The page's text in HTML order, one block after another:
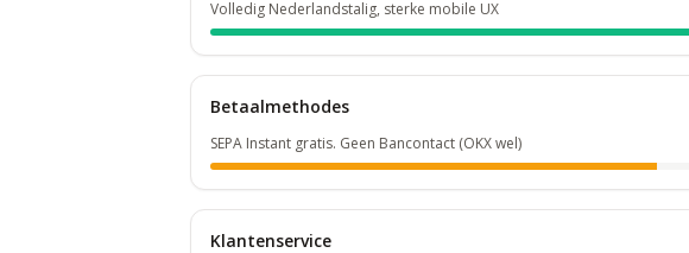
Volledig Nederlandstalig, sterke mobile UX
Betaalmethodes
SEPA Instant gratis. Geen Bancontact (OKX wel)
Klantenservice